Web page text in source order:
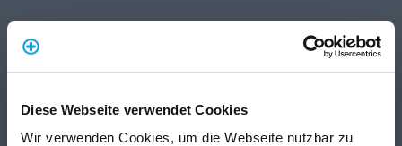
Diese Webseite verwendet Cookies
Wir verwenden Cookies, um die Webseite nutzbar zu